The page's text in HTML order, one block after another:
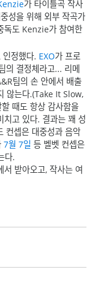
가 타이틀곡 작사
성을 위해 외부 작곡가
독도 Kenzie가 참여한
정했다. EXO가 프로
의 결정체라고... 리메
팀의 손 안에서 배출
않는다.(Take It Slow,
때도 항상 감사함을
치고 있다. 결과는 꽤 성
컨셉은 대중성과 음악
7월 7일 등 벨벳 컨셉은
다.
받아오고, 작사는 여